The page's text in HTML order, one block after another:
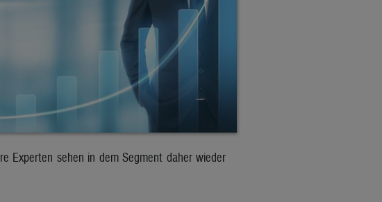
Experten sehen in dem Segment daher wieder